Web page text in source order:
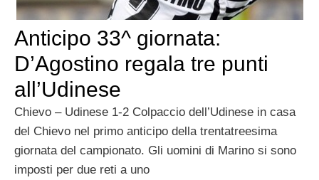
Anticipo 33^ giornata:
D’Agostino regala tre punti
all’Udinese
Chievo – Udinese 1-2 Colpaccio dell’Udinese in casa
del Chievo nel primo anticipo della trentatreesima
giornata del campionato. Gli uomini di Marino si sono
imposti per due reti a uno